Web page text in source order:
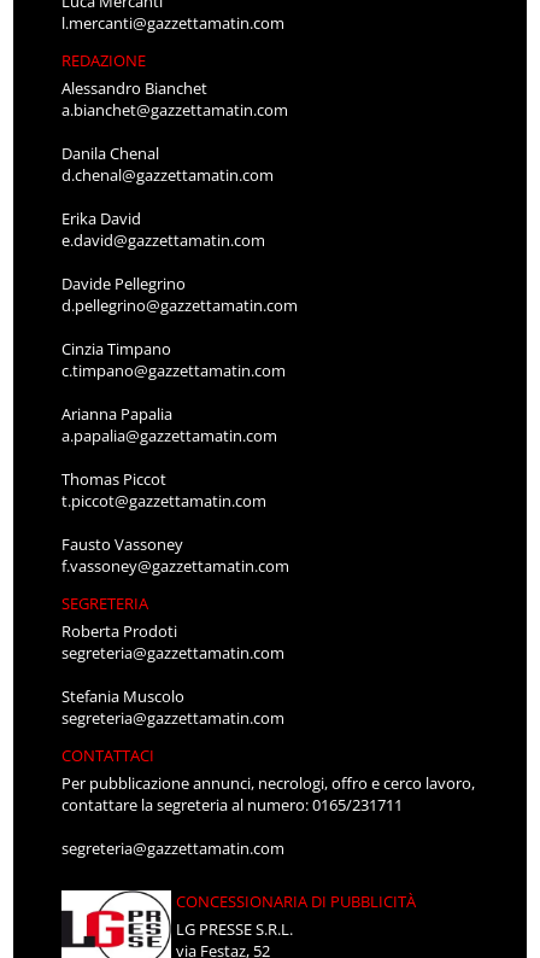
l.mercanti@gazzettamatin.com
REDAZIONE
Alessandro Bianchet
a.bianchet@gazzettamatin.com
Danila Chenal
d.chenal@gazzettamatin.com
Erika David
e.david@gazzettamatin.com
Davide Pellegrino
d.pellegrino@gazzettamatin.com
Cinzia Timpano
c.timpano@gazzettamatin.com
Arianna Papalia
a.papalia@gazzettamatin.com
Thomas Piccot
t.piccot@gazzettamatin.com
Fausto Vassoney
f.vassoney@gazzettamatin.com
SEGRETERIA
Roberta Prodoti
segreteria@gazzettamatin.com
Stefania Muscolo
segreteria@gazzettamatin.com
CONTATTACI
Per pubblicazione annunci, necrologi, offro e cerco lavoro,
contattare la segreteria al numero: 0165/231711
segreteria@gazzettamatin.com
CONCESSIONARIA DI PUBBLICITÀ
LG PRESSE S.R.L.
via Festaz, 52